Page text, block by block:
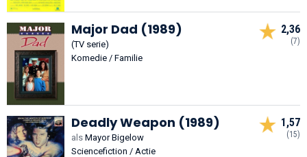
Major Dad (1989)
(TV serie)
Komedie / Familie
2,36
(7)
Deadly Weapon (1989)
als Mayor Bigelow
Sciencefiction / Actie
1,57
(15)